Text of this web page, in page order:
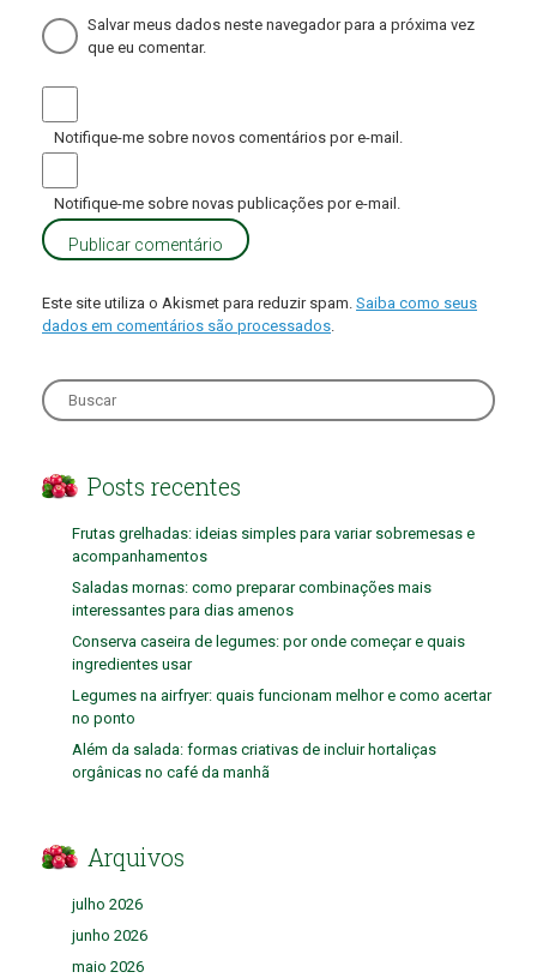
Salvar meus dados neste navegador para a próxima vez
que eu comentar.
Notifique-me sobre novos comentários por e-mail.
Notifique-me sobre novas publicações por e-mail.
Este site utiliza o Akismet para reduzir spam. Saiba como seus
dados em comentários são processados
Search
for:
Posts recentes
Frutas grelhadas: ideias simples para variar sobremesas e
acompanhamentos
Saladas mornas: como preparar combinações mais
interessantes para dias amenos
Conserva caseira de legumes: por onde começar e quais
ingredientes usar
Legumes na airfryer: quais funcionam melhor e como acertar
no ponto
Além da salada: formas criativas de incluir hortaliças
orgânicas no café da manhã
Arquivos
julho 2026
junho 2026
maio 2026